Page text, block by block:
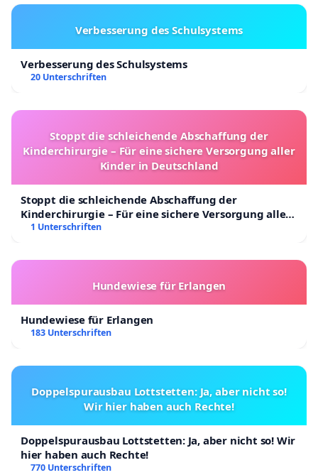
Verbesserung des Schulsystems
Verbesserung des Schulsystems
20 Unterschriften
Stoppt die schleichende Abschaffung der
Kinderchirurgie – Für eine sichere Versorgung aller
Kinder in Deutschland
Stoppt die schleichende Abschaffung der
Kinderchirurgie – Für eine sichere Versorgung aller
Kinder in Deutschland
1 Unterschriften
Hundewiese für Erlangen
Hundewiese für Erlangen
183 Unterschriften
Doppelspurausbau Lottstetten: Ja, aber nicht so!
Wir hier haben auch Rechte!
Doppelspurausbau Lottstetten: Ja, aber nicht so! Wir
hier haben auch Rechte!
770 Unterschriften